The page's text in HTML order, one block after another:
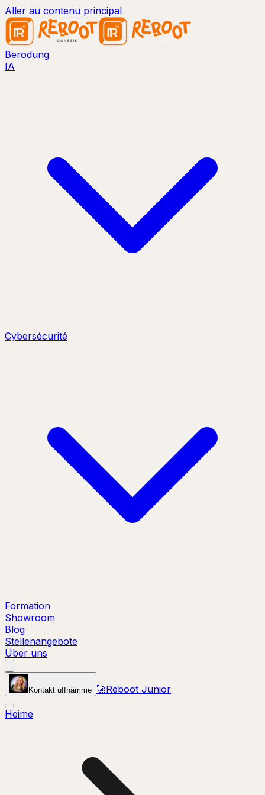
Aller au contenu principal
Berodung
IA
Cybersécurité
Formation
Showroom
Blog
Stellenangebote
Über uns
Kontakt uffnämme 🚀Reboot Junior
Heime